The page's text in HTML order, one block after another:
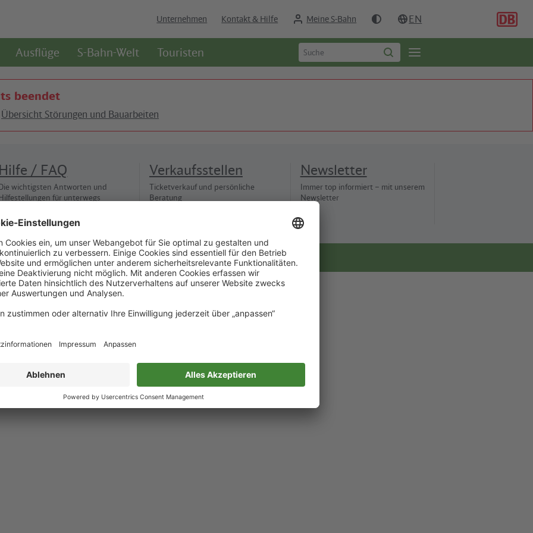
Unternehmen Kontakt & Hilfe Meine S-Bahn EN
Ausflüge S-Bahn-Welt Touristen
Suchbegriff
eingeben
Suche
starten
Öffne
Seitennavigation
beendet
Übersicht Störungen und Bauarbeiten
Hilfe / FAQ
wichtigsten Antworten und
für unterwegs
Verkaufsstellen
Ticketverkauf und persönliche
Beratung
Newsletter
Immer top informiert – mit unserem
Newsletter
Nur für alle Cookie-Einstellungen